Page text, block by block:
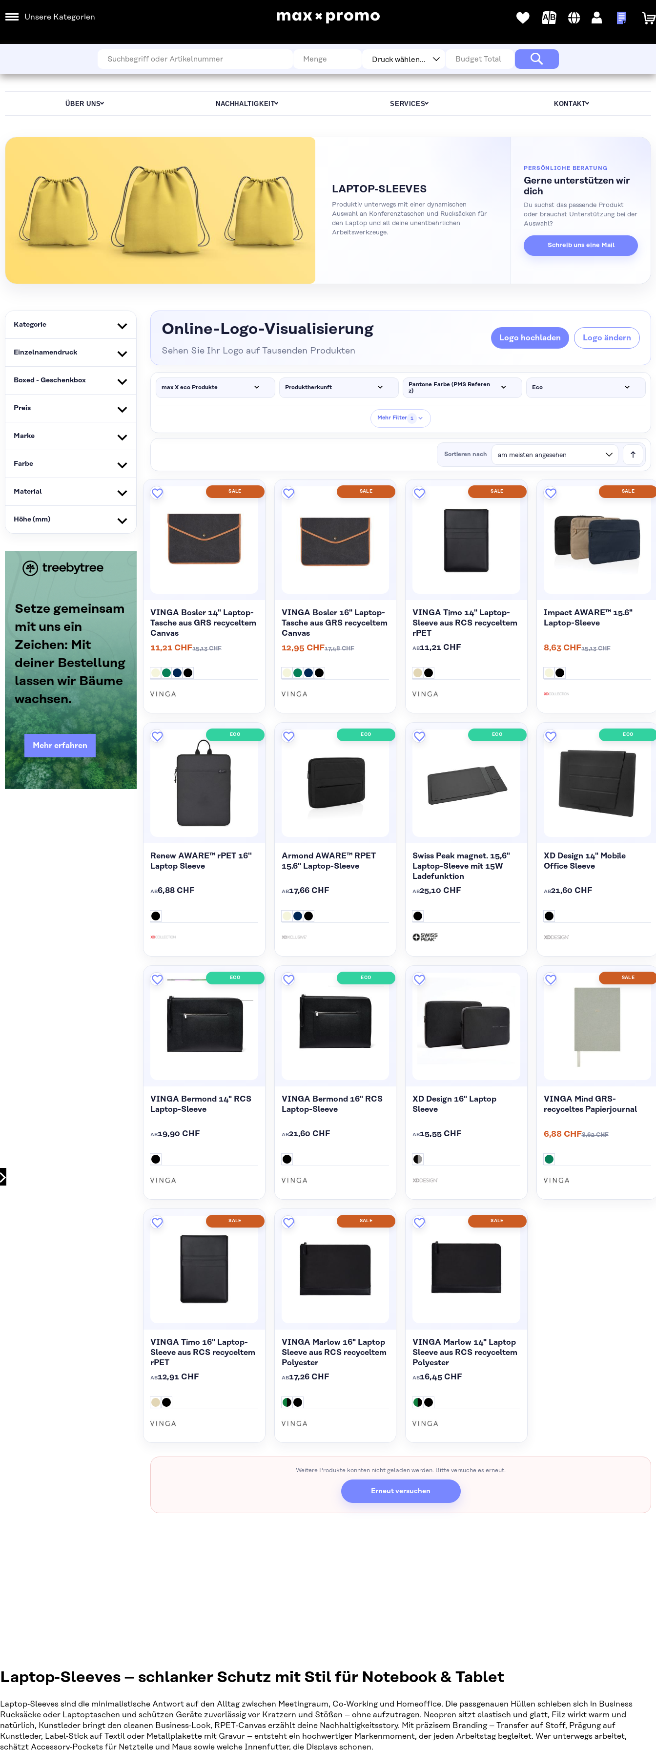
Unsere Kategorien Meine
Anmelden
Meine
Wunschlisten
Sprache
Deutsch
Suche
ÜBER UNS NACHHALTIGKEIT SERVICES KONTAKT
LAPTOP-SLEEVES
Produktiv unterwegs mit einer dynamischen
Auswahl an Konferenztaschen und Rucksäcken für
den Laptop und all deine unentbehrlichen
Arbeitswerkzeuge.
PERSÖNLICHE BERATUNG
Gerne unterstützen wir
dich
Du suchst das passende Produkt
oder brauchst Unterstützung bei der
Auswahl?
Schreib uns eine Mail
Online-Logo-Visualisierung
Sehen Sie Ihr Logo auf Tausenden Produkten
Logo hochladen Logo ändern
max X eco Produkte Produktherkunft
Pantone Farbe (PMS Referen
z)
Eco
Mehr Filter 1
Sortieren nach
SALE
VINGA Bosler 14" Laptop-
Tasche aus GRS recyceltem
Canvas
11,21 CHF15,13 CHF
SALE
VINGA Bosler 16" Laptop-
Tasche aus GRS recyceltem
Canvas
12,95 CHF17,48 CHF
SALE
VINGA Timo 14" Laptop-
Sleeve aus RCS recyceltem
rPET
AB11,21 CHF
SALE
Impact AWARE™ 15.6"
Laptop-Sleeve
8,63 CHF15,13 CHF
ECO
Renew AWARE™ rPET 16''
Laptop Sleeve
AB6,88 CHF
ECO
Armond AWARE™ RPET
15.6" Laptop-Sleeve
AB17,66 CHF
ECO
Swiss Peak magnet. 15,6"
Laptop-Sleeve mit 15W
Ladefunktion
AB25,10 CHF
ECO
XD Design 14" Mobile
Office Sleeve
AB21,60 CHF
ECO
VINGA Bermond 14" RCS
Laptop-Sleeve
AB19,90 CHF
ECO
VINGA Bermond 16" RCS
Laptop-Sleeve
AB21,60 CHF
XD Design 16" Laptop
Sleeve
AB15,55 CHF
SALE
VINGA Mind GRS-
recyceltes Papierjournal
6,88 CHF8,62 CHF
SALE
VINGA Timo 16" Laptop-
Sleeve aus RCS recyceltem
rPET
AB12,91 CHF
SALE
VINGA Marlow 16" Laptop
Sleeve aus RCS recyceltem
Polyester
AB17,26 CHF
SALE
VINGA Marlow 14" Laptop
Sleeve aus RCS recyceltem
Polyester
AB16,45 CHF
Weitere Produkte konnten nicht geladen werden. Bitte versuche es erneut.
Erneut versuchen
Kategorie
Einzelnamendruck
Boxed - Geschenkbox
Preis
Marke
Farbe
Material
Höhe (mm)
Setze gemeinsam
mit uns ein
Zeichen: Mit
deiner Bestellung
lassen wir Bäume
wachsen.
Mehr erfahren
Laptop‑Sleeves – schlanker Schutz mit Stil für Notebook & Tablet
Laptop‑Sleeves sind die minimalistische Antwort auf den Alltag zwischen Meetingraum, Co‑Working und Homeoffice. Die passgenauen Hüllen schieben sich in Business
Rucksäcke oder Laptoptaschen und schützen Geräte zuverlässig vor Kratzern und Stößen – ohne aufzutragen. Neopren sitzt elastisch und glatt, Filz wirkt warm und
natürlich, Kunstleder bringt den cleanen Business‑Look, RPET‑Canvas erzählt deine Nachhaltigkeitsstory. Mit präzisem Branding – Transfer auf Stoff, Prägung auf
Kunstleder, Label‑Stick auf Textil oder Metallplakette mit Gravur – entsteht ein hochwertiger Markenmoment, der jeden Arbeitstag begleitet. Wer unterwegs arbeitet,
schätzt Accessory‑Pockets für Netzteile und Maus sowie weiche Innenfutter, die Displays schonen.